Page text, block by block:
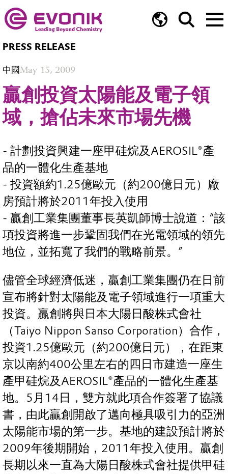
PRESS RELEASE
中國May 15, 2009
贏創投資太陽能及電子領
域，搶佔未來市場先機
- 計劃投資興建一座甲硅烷及AEROSIL®產
品的一體化生產基地
- 投資額約1.25億歐元（約200億日元）廠
房預計將於2011年投入使用
- 贏創工業集團董事長英凱師博士說道：“該
項投資將進一步鞏固我們在光電領域的領先
地位，並拓寬了我們的戰略前景。”
儘管全球經濟低迷，贏創工業集團仍在日前
宣布將針對太陽能及電子領域進行一項重大
投資。贏創將與日本大陽日酸株式會社
（Taiyo Nippon Sanso Corporation）合作，
投資1.25億歐元（約200億日元），在距東
京以南約400公里左右的四日市建造一座生
產甲硅烷及AEROSIL®產品的一體化生產基
地。5月14日，雙方就此項合作簽署了協議
書，由此贏創開啟了邁向極具吸引力的亞洲
太陽能市場的第一步。基地的建設預計將於
2009年後期開始，2011年投入使用。贏創
長期以來一直為大陽日酸株式會社提供甲硅